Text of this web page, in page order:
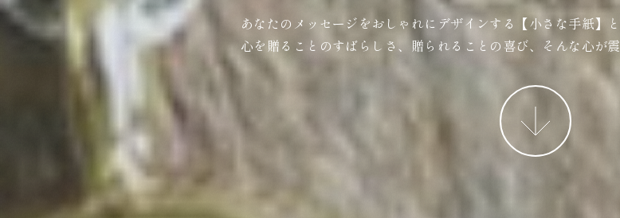
あなたのメッセージをおしゃれにデザインする【小さな手紙】
心を贈ることのすばらしさ、贈られることの喜び、そんな心が
More